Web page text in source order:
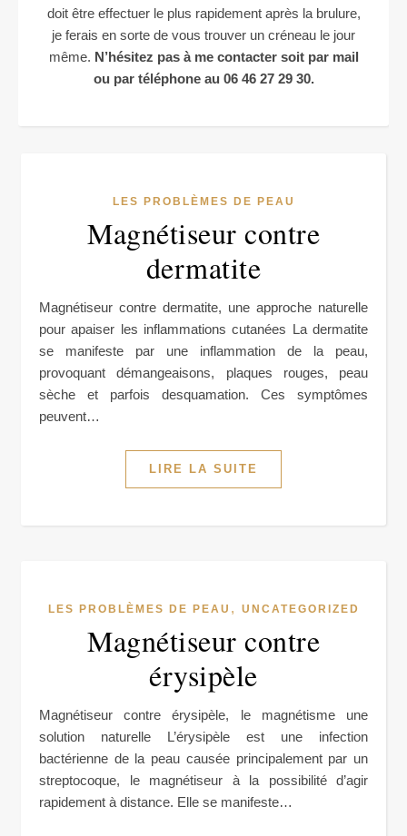
doit être effectuer le plus rapidement après la brulure,
je ferais en sorte de vous trouver un créneau le jour
même. N’hésitez pas à me contacter soit par mail
ou par téléphone au 06 46 27 29 30.
LES PROBLÈMES DE PEAU
Magnétiseur contre
dermatite
Magnétiseur contre dermatite, une approche naturelle
pour apaiser les inflammations cutanées La dermatite
se manifeste par une inflammation de la peau,
provoquant démangeaisons, plaques rouges, peau
sèche et parfois desquamation. Ces symptômes
peuvent…
LIRE LA SUITE
LES PROBLÈMES DE PEAU , UNCATEGORIZED
Magnétiseur contre
érysipèle
Magnétiseur contre érysipèle, le magnétisme une
solution naturelle L’érysipèle est une infection
bactérienne de la peau causée principalement par un
streptocoque, le magnétiseur à la possibilité d’agir
rapidement à distance. Elle se manifeste…